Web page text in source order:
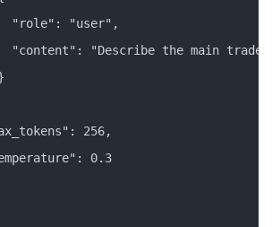
"role": "user",
"content": "Describe the main
256,
0.3